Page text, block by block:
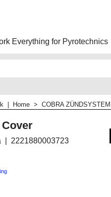
Everything for Pyrotechnics
Home > COBRA
2221880003723